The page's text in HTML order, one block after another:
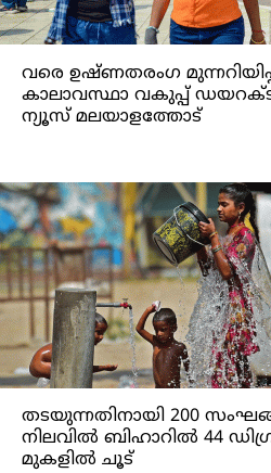
വരെ ഉഷ്ണതരംഗ
കാലാവസ്ഥാ വകുപ്പ്
ന്യൂസ് മലയാളത്തോട്
തടയുന്നതിനായി 200
നിലവിൽ ബിഹാറിൽ 44
മുകളിൽ ചൂട്